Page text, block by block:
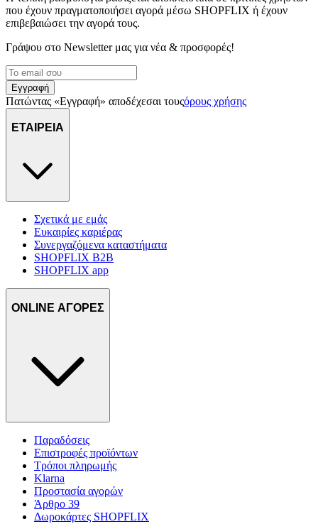
που έχουν πραγματοποιήσει αγορά μέσω SHOPFLIX ή έχουν
επιβεβαιώσει την αγορά τους.
Γράψου στο Νewsletter μας για νέα & προσφορές!
Εγγραφή
Πατώντας «Εγγραφή» αποδέχεσαι τουςόρους χρήσης
ΕΤΑΙΡΕΙΑ
Σχετικά με εμάς
Ευκαιρίες καριέρας
Συνεργαζόμενα καταστήματα
SHOPFLIX B2B
SHOPFLIX app
ONLINE ΑΓΟΡΕΣ
Παραδόσεις
Επιστροφές προϊόντων
Τρόποι πληρωμής
Klarna
Προστασία αγορών
Άρθρο 39
Δωροκάρτες SHOPFLIX